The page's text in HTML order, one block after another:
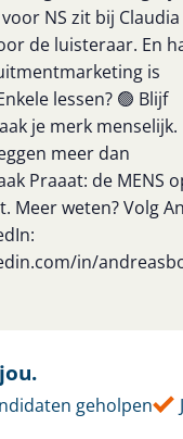
NS zit bij
de luisteraar. En
is
lessen? 🟢 Blijf
je merk menselijk.
meer dan
Praaat: de MENS
Meer weten? Volg
in/
geholpen